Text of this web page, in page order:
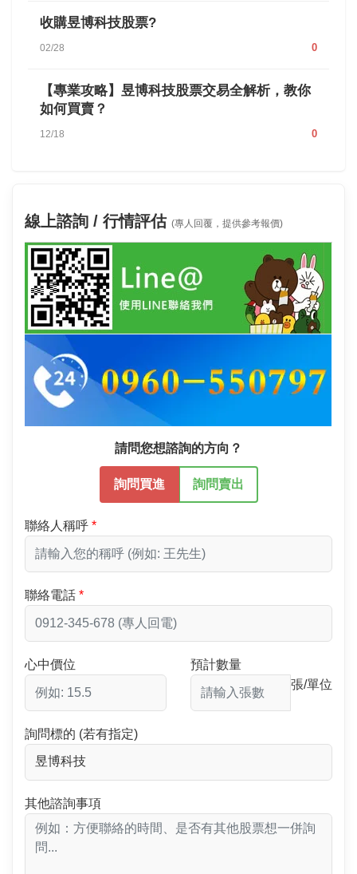
收購昱博科技股票?
02/28 0
【專業攻略】昱博科技股票交易全解析，教你
如何買賣？
12/18 0
線上諮詢 / 行情評估 (專人回覆，提供參考報價)
請問您想諮詢的方向？
詢問買進 詢問賣出
聯絡人稱呼
聯絡電話
心中價位
預計數量
張/單位
詢問標的 (若有指定)
其他諮詢事項